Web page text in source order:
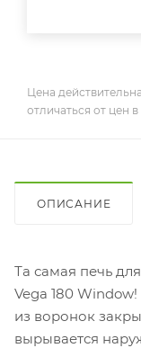
Цена
отличаться от цен
ОПИСАНИЕ
Та самая печь
Vega 180
из воронок
вырывается